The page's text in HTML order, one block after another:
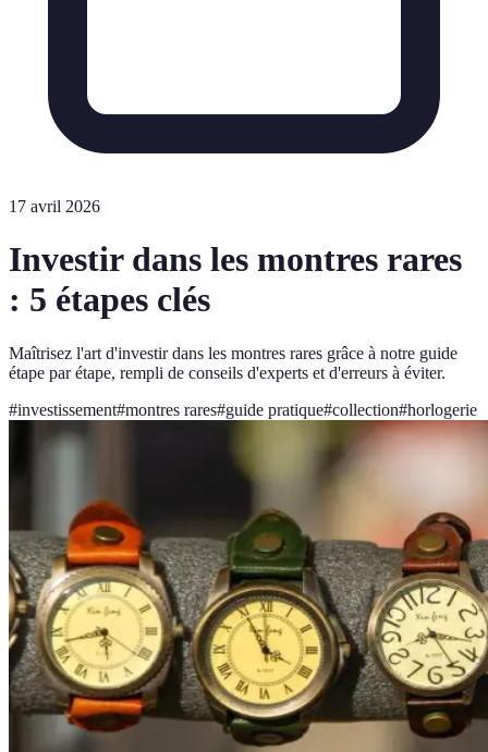
17 avril 2026
Investir dans les montres rares
: 5 étapes clés
Maîtrisez l'art d'investir dans les montres rares grâce à notre guide
étape par étape, rempli de conseils d'experts et d'erreurs à éviter.
#investissement#montres rares#guide pratique#collection#horlogerie